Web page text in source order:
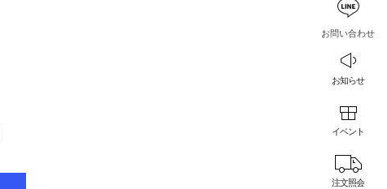
お問い合わせ
お知らせ
イベント
注文照会